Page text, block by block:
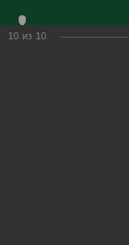
10 из 10